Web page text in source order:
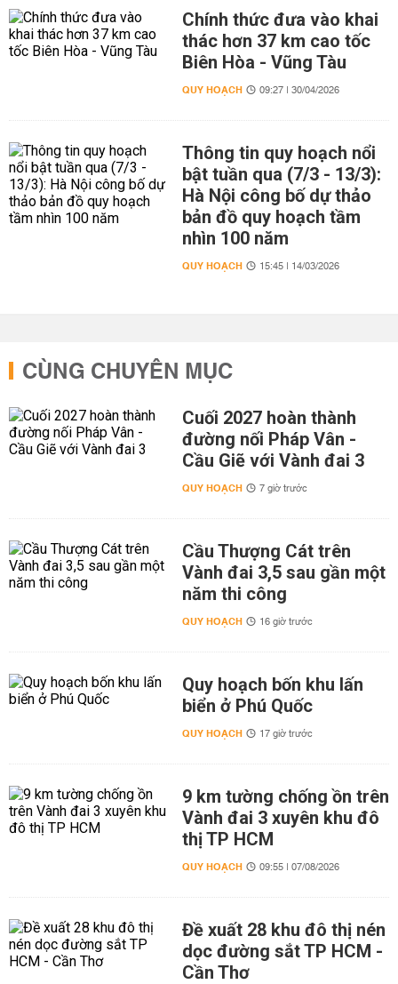
Chính thức đưa vào khai
thác hơn 37 km cao tốc
Biên Hòa - Vũng Tàu
QUY HOẠCH 09:27 | 30/04/2026
Thông tin quy hoạch nổi
bật tuần qua (7/3 - 13/3):
Hà Nội công bố dự thảo
bản đồ quy hoạch tầm
nhìn 100 năm
QUY HOẠCH 15:45 | 14/03/2026
CÙNG CHUYÊN MỤC
Cuối 2027 hoàn thành
đường nối Pháp Vân -
Cầu Giẽ với Vành đai 3
QUY HOẠCH 7 giờ trước
Cầu Thượng Cát trên
Vành đai 3,5 sau gần một
năm thi công
QUY HOẠCH 16 giờ trước
Quy hoạch bốn khu lấn
biển ở Phú Quốc
QUY HOẠCH 17 giờ trước
9 km tường chống ồn trên
Vành đai 3 xuyên khu đô
thị TP HCM
QUY HOẠCH 09:55 | 07/08/2026
Đề xuất 28 khu đô thị nén
dọc đường sắt TP HCM -
Cần Thơ